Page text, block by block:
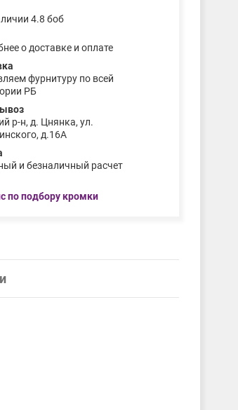
4.8 боб
о доставке и оплате
фурнитуру по всей
РБ
р-н, д. Цнянка, ул.
д.16А
и безналичный расчет
по подбору кромки